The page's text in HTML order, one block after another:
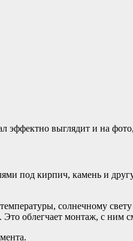
эффектно выглядит и на
под кирпич, камень и
солнечному
облегчает монтаж, с ним